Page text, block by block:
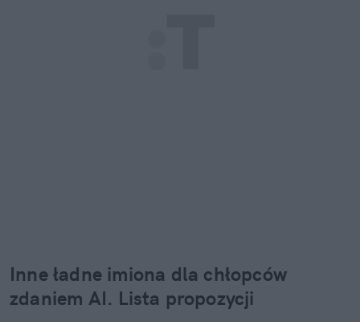
Inne ładne imiona dla chłopców
zdaniem AI. Lista propozycji